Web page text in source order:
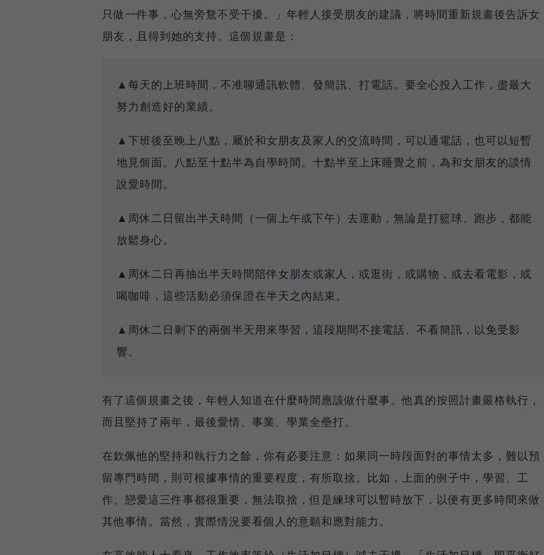
只做一件事，心無旁鶩不受干擾。」年輕人接受朋友的建議，將時間重新規畫後告訴女
朋友，且得到她的支持。這個規畫是：
▲每天的上班時間，不准聊通訊軟體、發簡訊、打電話。要全心投入工作，盡最大
努力創造好的業績。
▲下班後至晚上八點，屬於和女朋友及家人的交流時間，可以通電話，也可以短暫
地見個面。八點至十點半為自學時間。十點半至上床睡覺之前，為和女朋友的談情
說愛時間。
▲周休二日留出半天時間（一個上午或下午）去運動，無論是打籃球、跑步，都能
放鬆身心。
▲周休二日再抽出半天時間陪伴女朋友或家人，或逛街，或購物，或去看電影，或
喝咖啡，這些活動必須保證在半天之內結束。
▲周休二日剩下的兩個半天用來學習，這段期間不接電話、不看簡訊，以免受影
響。
有了這個規畫之後，年輕人知道在什麼時間應該做什麼事。他真的按照計畫嚴格執行，
而且堅持了兩年，最後愛情、事業、學業全壘打。
在欽佩他的堅持和執行力之餘，你有必要注意：如果同一時段面對的事情太多，難以預
留專門時間，則可根據事情的重要程度，有所取捨。比如，上面的例子中，學習、工
作、戀愛這三件事都很重要，無法取捨，但是練球可以暫時放下，以便有更多時間來做
其他事情。當然，實際情況要看個人的意願和應對能力。